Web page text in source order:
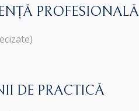
PROFESIONALĂ
DE PRACTICĂ